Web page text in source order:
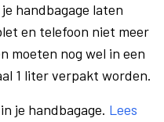
handbagage laten
en telefoon niet meer
moeten nog wel in een
1 liter verpakt worden.
je handbagage. Lees